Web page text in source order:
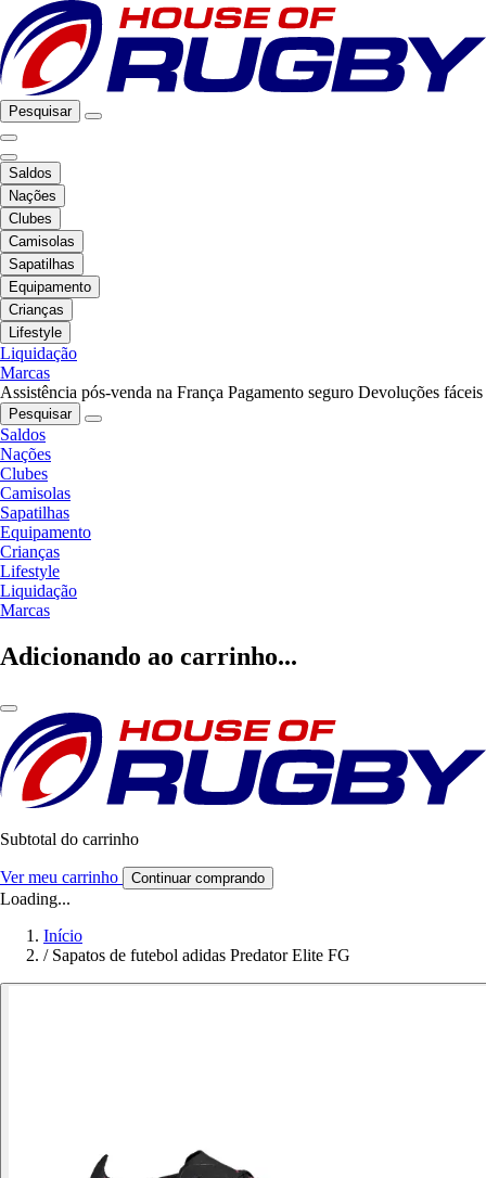
Pesquisar
Saldos
Nações
Clubes
Camisolas
Sapatilhas
Equipamento
Crianças
Lifestyle
Liquidação
Marcas
Assistência pós-venda na França Pagamento seguro Devoluções fáceis
Pesquisar
Saldos
Nações
Clubes
Camisolas
Sapatilhas
Equipamento
Crianças
Lifestyle
Liquidação
Marcas
Adicionando ao carrinho...
Subtotal do carrinho
Ver meu carrinho Continuar comprando
Loading...
Início
/ Sapatos de futebol adidas Predator Elite FG